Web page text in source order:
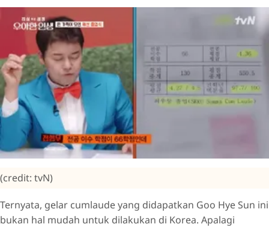
(credit: tvN)
Ternyata, gelar cumlaude yang didapatkan Goo Hye Sun ini
bukan hal mudah untuk dilakukan di Korea. Apalagi